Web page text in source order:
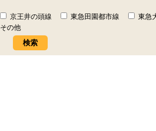
京王井の頭線 東急田園都市線
東急
その他